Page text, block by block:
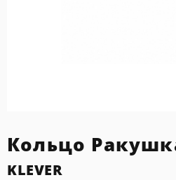
Кольцо
KLEVER